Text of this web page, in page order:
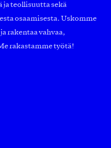
ja teollisuutta sekä
osaamisesta. Uskomme
rakentaa vahvaa,
rakastamme työtä!